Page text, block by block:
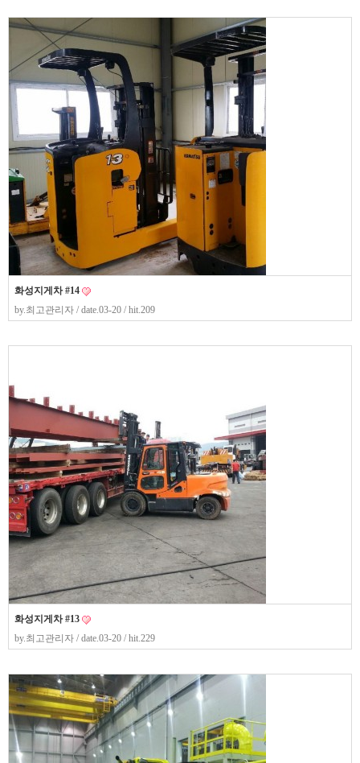
화성지게차 #14
by.최고관리자 / date.03-20 / hit.209
화성지게차 #13
by.최고관리자 / date.03-20 / hit.229